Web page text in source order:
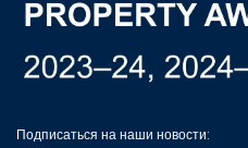
Подписаться на наши новости: